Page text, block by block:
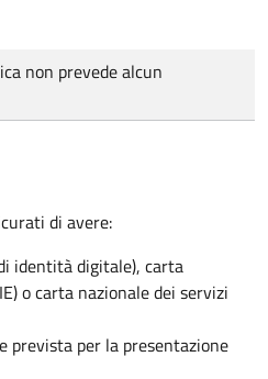
non prevede alcun
di avere:
identità digitale), carta
o carta nazionale dei servizi
prevista per la presentazione